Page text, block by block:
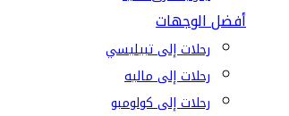
أفضل الوجهات
رحلات إلى تبيليسي
رحلات إلى ماليه
رحلات إلى كولومبو